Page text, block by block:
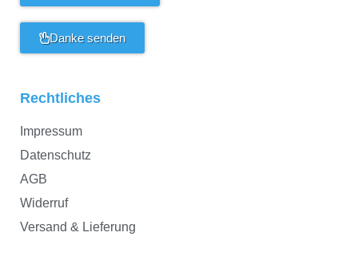
Danke senden
Rechtliches
Impressum
Datenschutz
AGB
Widerruf
Versand & Lieferung